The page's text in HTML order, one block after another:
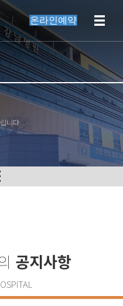
온라인예약
니다.
공지사항